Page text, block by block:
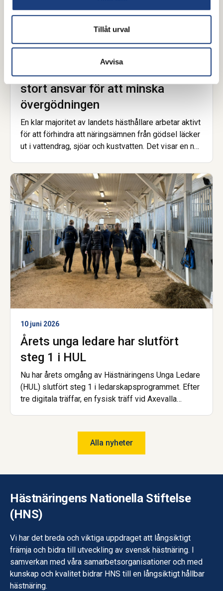
Tillåt urval
Avvisa
Ny rapport: Svensk hästnäring tar
stort ansvar för att minska
övergödningen
En klar majoritet av landets hästhållare arbetar aktivt
för att förhindra att näringsämnen från gödsel läcker
ut i vattendrag, sjöar och kustvatten. Det visar en ny
Samtidigt pekar resultaten tydligt på att ekonomiska
förutsättningar och tillgång till rätt stöd är avgörande
för att fler ska kunna göra mer.
10 juni 2026
Årets unga ledare har slutfört
steg 1 i HUL
Nu har årets omgång av Hästnäringens Unga Ledare
(HUL) slutfört steg 1 i ledarskapsprogrammet. Efter
tre digitala träffar, en fysisk träff vid Axevalla
Alla nyheter
Hästnäringens Nationella Stiftelse
(HNS)
Vi har det breda och viktiga uppdraget att långsiktigt
främja och bidra till utveckling av svensk hästnäring. I
samverkan med våra samarbetsorganisationer och med
kunskap och kvalitet bidrar HNS till en långsiktigt hållbar
hästnäring.